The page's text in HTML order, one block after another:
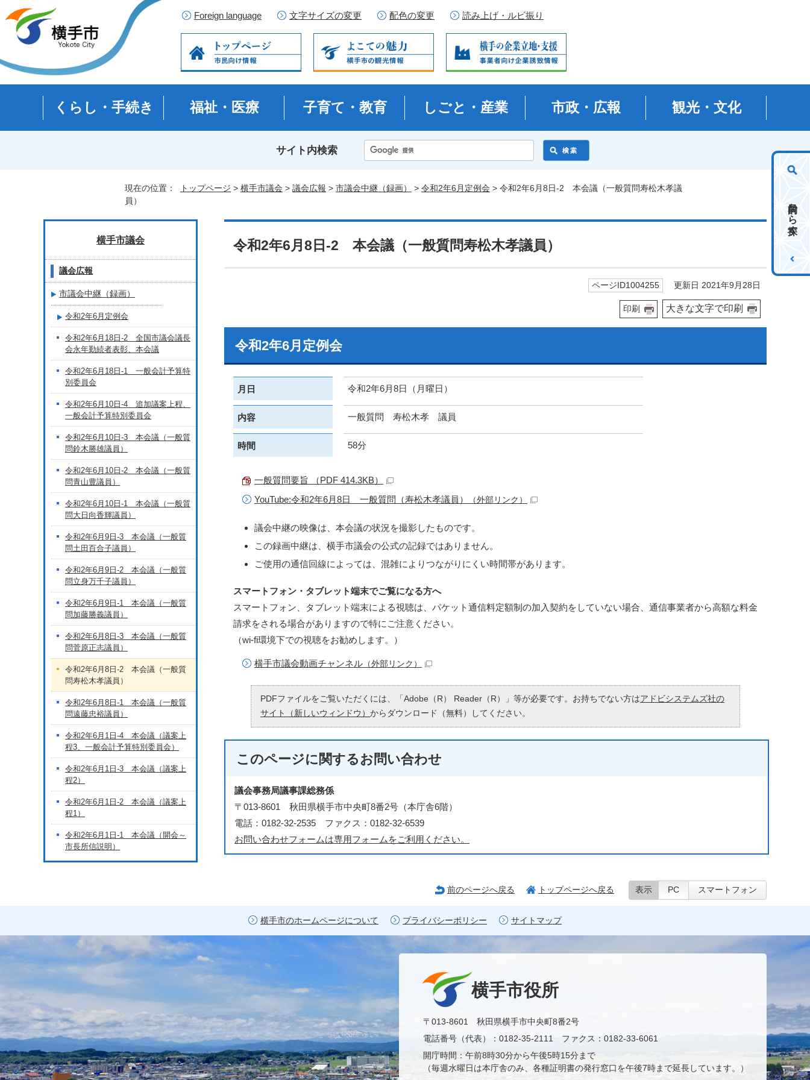
Foreign language 文字サイズの変更 配色の変更 読み上げ・ルビ振り
くらし・手続き 福祉・医療 子育て・教育 しごと・産業 市政・広報 観光・文化
サイト内検索
目的から探す
現在の位置： トップページ > 横手市議会 > 議会広報 > 市議会中継（録画） > 令和2年6月定例会 > 令和2年6月8日-2 本会議（一般質問寿松木孝議
員）
令和2年6月8日-2 本会議（一般質問寿松木孝議員）
ページID1004255 更新日 2021年9月28日
印刷 大きな文字で印刷
令和2年6月定例会
月日 令和2年6月8日（月曜日）
内容 一般質問 寿松木孝 議員
時間 58分
一般質問要旨 （PDF 414.3KB）
YouTube:令和2年6月8日 一般質問（寿松木孝議員）
（外部リンク）
議会中継の映像は、本会議の状況を撮影したものです。
この録画中継は、横手市議会の公式の記録ではありません。
ご使用の通信回線によっては、混雑によりつながりにくい時間帯があります。
スマートフォン・タブレット端末でご覧になる方へ
スマートフォン、タブレット端末による視聴は、パケット通信料定額制の加入契約をしていない場合、通信事業者から高額な料金
請求をされる場合がありますので特にご注意ください。
（wi-fi環境下での視聴をお勧めします。）
横手市議会動画チャンネル （外部リンク）
PDFファイルをご覧いただくには、「Adobe（R） Reader（R）」等が必要です。お持ちでない方はアドビシステムズ社の
サイト（新しいウィンドウ） からダウンロード（無料）してください。
このページに関するお問い合わせ
議会事務局議事課総務係
〒013-8601 秋田県横手市中央町8番2号（本庁舎6階）
電話：0182-32-2535 ファクス：0182-32-6539
お問い合わせフォームは専用フォームをご利用ください。
横手市議会
議会広報
市議会中継（録画）
令和2年6月定例会
令和2年6月18日-2 全国市議会議長
会永年勤続者表彰、本会議
令和2年6月18日-1 一般会計予算特
別委員会
令和2年6月10日-4 追加議案上程、
一般会計予算特別委員会
令和2年6月10日-3 本会議（一般質
問鈴木勝雄議員）
令和2年6月10日-2 本会議（一般質
問青山豊議員）
令和2年6月10日-1 本会議（一般質
問大日向香輝議員）
令和2年6月9日-3 本会議（一般質
問土田百合子議員）
令和2年6月9日-2 本会議（一般質
問立身万千子議員）
令和2年6月9日-1 本会議（一般質
問加藤勝義議員）
令和2年6月8日-3 本会議（一般質
問菅原正志議員）
令和2年6月8日-2 本会議（一般質
問寿松木孝議員）
令和2年6月8日-1 本会議（一般質
問遠藤忠裕議員）
令和2年6月1日-4 本会議（議案上
程3、一般会計予算特別委員会）
令和2年6月1日-3 本会議（議案上
程2）
令和2年6月1日-2 本会議（議案上
程1）
令和2年6月1日-1 本会議（開会～
市長所信説明）
前のページへ戻る トップページへ戻る 表示 PC スマートフォン
横手市のホームページについて プライバシーポリシー サイトマップ
横手市役所
〒013-8601 秋田県横手市中央町8番2号
電話番号（代表）：0182-35-2111 ファクス：0182-33-6061
開庁時間：午前8時30分から午後5時15分まで
（毎週水曜日は本庁舎のみ、各種証明書の発行窓口を午後7時まで延長しています。）